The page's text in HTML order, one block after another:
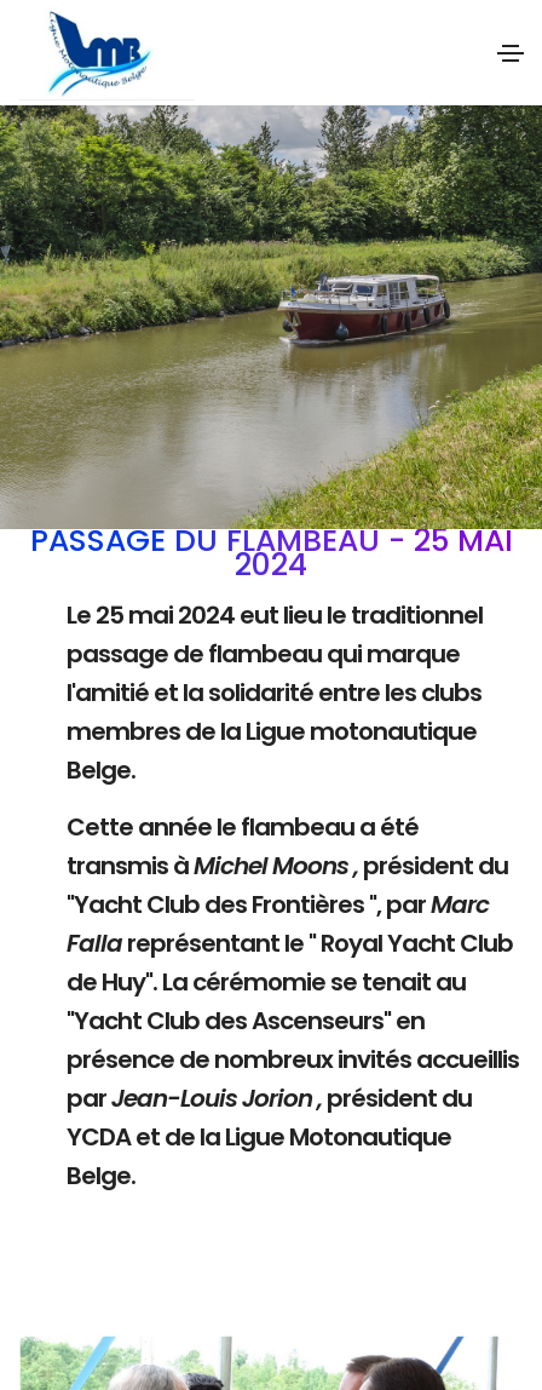
PASSAGE DU FLAMBEAU - 25 MAI
2024
Le 25 mai 2024 eut lieu le traditionnel
passage de flambeau qui marque
l'amitié et la solidarité entre les clubs
membres de la Ligue motonautique
Belge.
Cette année le flambeau a été
transmis àMichel Moons ,président du
"Yacht Club des Frontières ", parMarc
Fallareprésentant le " Royal Yacht Club
de Huy". La cérémomie se tenait au
"Yacht Club des Ascenseurs" en
présence de nombreux invités accueillis
parJean-Louis Jorion ,président du
YCDA et de la Ligue Motonautique
Belge.
Branding
ARMCHAIR